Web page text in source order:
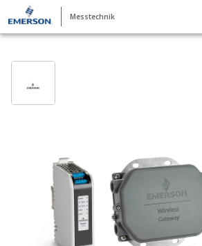
Messtechnik